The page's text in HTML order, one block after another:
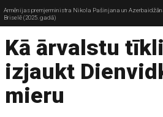
Armēnijas premjerministra Nikola Pašinjana un
Briselē (2025. gadā)
Kā ārvalstu
izjaukt
mieru